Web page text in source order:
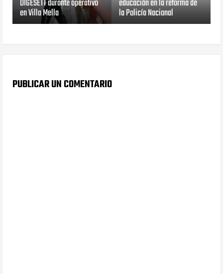
DIGESETT durante operativo
en Villa Mella
educación en la reforma de
la Policía Nacional
PUBLICAR UN COMENTARIO